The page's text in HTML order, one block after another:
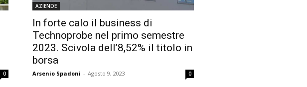
0
AZIENDE
In forte calo il business di
Technoprobe nel primo semestre
2023. Scivola dell’8,52% il titolo in
borsa
Arsenio Spadoni - Agosto 9, 2023 0